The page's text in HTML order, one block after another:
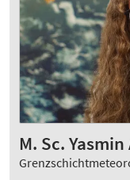
M. Sc.